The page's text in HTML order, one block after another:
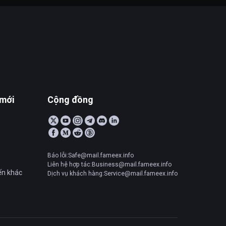
khác
Cộng đồng
Báo lỗi:Safe@mail.fameex.info
Liên hệ hợp tác:Business@mail.fameex.info
Dịch vụ khách hàng:Service@mail.fameex.info